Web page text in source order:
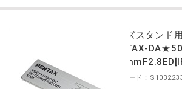
レンズスタンド
PENTAX-
商品コード：